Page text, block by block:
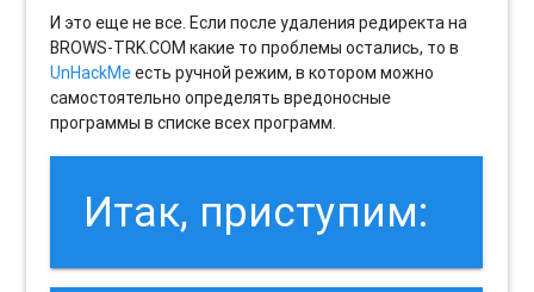
И это еще не все. Если после удаления редиректа на
BROWS-TRK.COM какие то проблемы остались, то в
UnHackMeесть ручной режим, в котором можно
самостоятельно определять вредоносные
программы в списке всех программ.
Итак, приступим: